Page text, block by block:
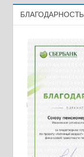
БЛАГОДАРНОСТЬ